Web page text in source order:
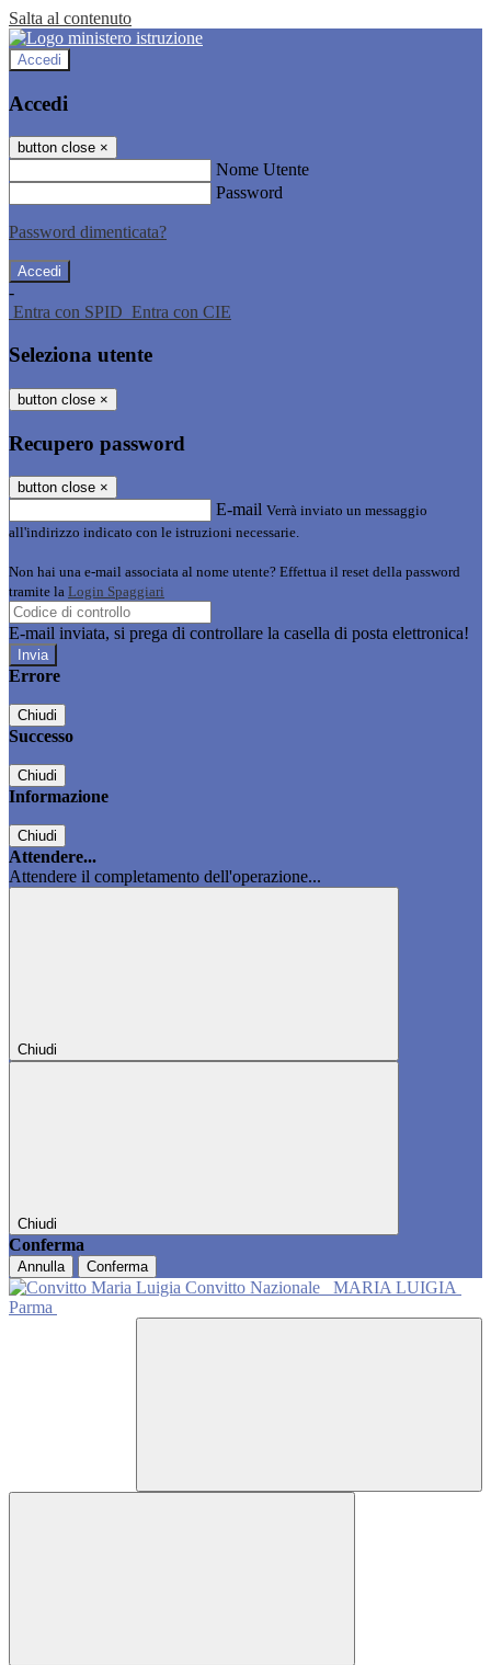
Salta al contenuto
Accedi
Accedi
button close ×
Nome Utente
Password
Password dimenticata?
-
Entra con SPID Entra con CIE
Seleziona utente
button close ×
Recupero password
button close ×
E-mail Verrà inviato un messaggio
all'indirizzo indicato con le istruzioni necessarie.
Non hai una e-mail associata al nome utente? Effettua il reset della password
tramite la Login Spaggiari
E-mail inviata, si prega di controllare la casella di posta elettronica!
Errore
Chiudi
Successo
Chiudi
Informazione
Chiudi
Attendere...
Attendere il completamento dell'operazione...
Chiudi
Chiudi
Conferma
Annulla Conferma
Convitto Nazionale
MARIA LUIGIA
Parma